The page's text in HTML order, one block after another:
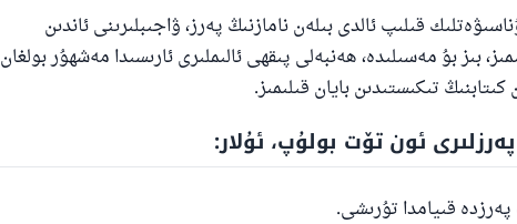
قىلىپ ئالدى بىلەن نامازنىڭ پەرز، ۋاجىبلىرىنى ئاندىن
بىز بۇ مەسىلىدە، ھەنبەلى پىقھى ئالىملىرى ئارىسىدا مەشھۇر بولغان
تىكىستىدىن بايان قىلىمىز.
ئون تۆت بولۇپ، ئۇلار: